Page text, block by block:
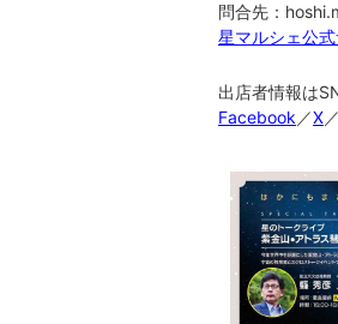
問合先：
星マルシェ公式
出店者情報は
Facebook ／X／